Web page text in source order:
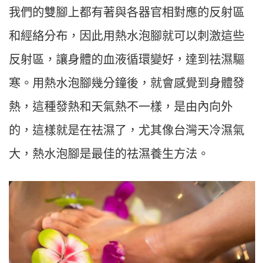
我們的雙腳上都有著與各器官相對應的反射區
和經絡分布，因此用熱水泡腳就可以刺激這些
反射區，讓身體的血液循環變好，達到祛濕驅
寒。用熱水泡腳幾分鐘後，就會感覺到身體發
熱，這種發熱和天氣熱不一樣，是由內向外
的，這樣就是在祛濕了，尤其像台灣天冷濕氣
大，熱水泡腳是最佳的祛濕養生方法。